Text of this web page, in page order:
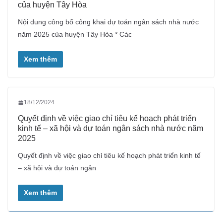
của huyện Tây Hòa
Nội dung công bố công khai dự toán ngân sách nhà nước
năm 2025 của huyện Tây Hòa * Các
Xem thêm
18/12/2024
Quyết định về việc giao chỉ tiêu kế hoạch phát triển
kinh tế – xã hội và dự toán ngân sách nhà nước năm
2025
Quyết định về việc giao chỉ tiêu kế hoạch phát triển kinh tế
– xã hội và dự toán ngân
Xem thêm